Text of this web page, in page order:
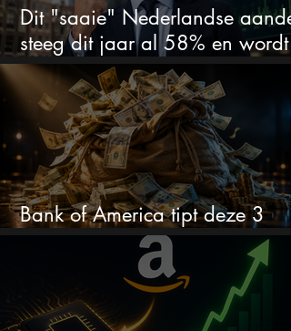
Dit "saaie" Nederlandse
steeg dit jaar al 58% en wordt
volgens analisten onderschat
Bank of America tipt deze 3
chipaandelen